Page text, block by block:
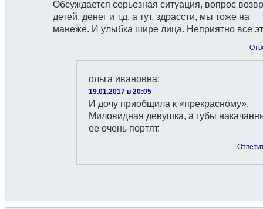
Обсуждается серьезная ситуация, вопрос
детей, денег и т.д. а тут, здрассти, мы тоже на
манеже. И улыбка шире лица. Неприятно все
ольга ивановна:
19.01.2017 в 20:05
И дочу приобщила к «прекрасному».
Миловидная девушка, а губы
ее очень портят.